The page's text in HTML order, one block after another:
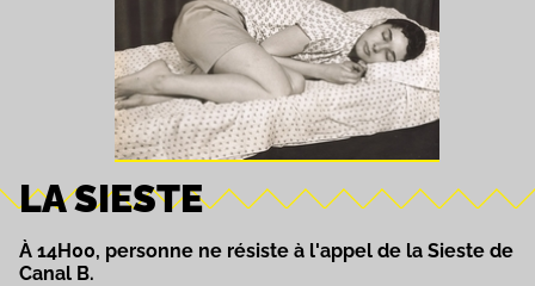
LA SIESTE
À 14H00, personne ne résiste à l'appel de la Sieste de
Canal B.